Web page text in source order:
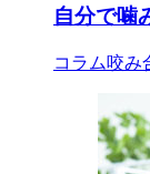
自分で噛
コラム咬み